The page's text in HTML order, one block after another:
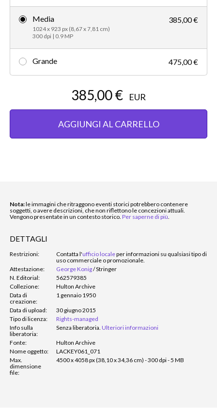
Media
1024 x 923 px (8,67 x 7,81 cm)
300 dpi | 0.9 MP
385,00 €
Grande 475,00 €
385,00 € EUR
AGGIUNGI AL CARRELLO
Nota:le immagini che ritraggono eventi storici potrebbero contenere
soggetti, o avere descrizioni, che non riflettono le concezioni attuali.
Vengono presentate in un contesto storico. Per saperne di più.
DETTAGLI
Restrizioni: Contatta l'ufficio localeper informazioni su qualsiasi tipo di
uso commerciale o promozionale.
Attestazione:
George Konig/Stringer
N. Editorial:
562579385
Collezione:
Hulton Archive
Data di
creazione:
1 gennaio 1950
Data di upload:
30 giugno 2015
Tipo di licenza:
Rights-managed
Info sulla
liberatoria:
Senza liberatoria. Ulteriori informazioni
Fonte:
Hulton Archive
Nome oggetto:
LACKEY061_071
Max.
dimensione
file:
4500 x 4058 px (38,10 x 34,36 cm) - 300 dpi - 5 MB